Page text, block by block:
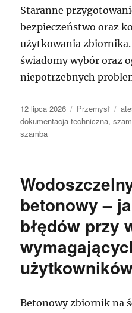
Staranne
bezpieczeństwo oraz
użytkowania zbiornika.
świadomy wybór oraz
niepotrzebnych
Data
publikacji
12 lipca 2026 Kategorie
Przemysł
dokumentacja techniczna,
szamba
betonowy –
błędów przy
Betonowy zbiornik na